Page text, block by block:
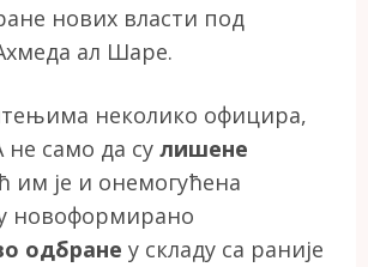
нових власти под
ал Шаре.
неколико официра,
не само да су лишене
им је и онемогућена
новоформирано
одбране у складу са раније